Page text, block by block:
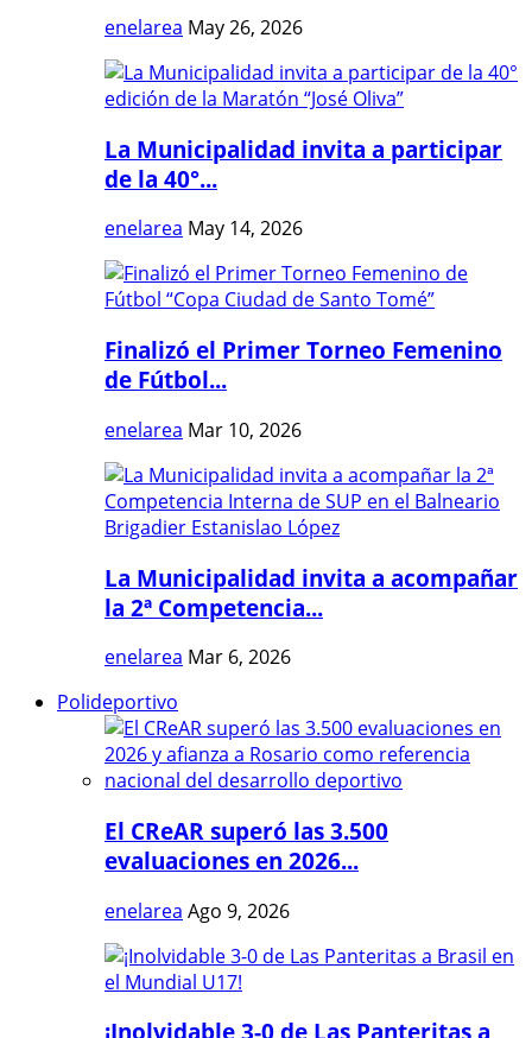
enelarea May 26, 2026
La Municipalidad invita a participar
de la 40°...
enelarea May 14, 2026
Finalizó el Primer Torneo Femenino
de Fútbol...
enelarea Mar 10, 2026
La Municipalidad invita a acompañar
la 2ª Competencia...
enelarea Mar 6, 2026
Polideportivo
El CReAR superó las 3.500
evaluaciones en 2026...
enelarea Ago 9, 2026
¡Inolvidable 3-0 de Las Panteritas a